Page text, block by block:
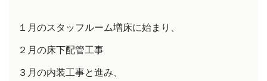
１月のスタッフルーム増床に始まり、
２月の床下配管工事
３月の内装工事と進み、